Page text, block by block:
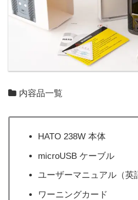
内容品一覧
HATO 238W 本体
microUSB ケーブル
ユーザーマニュアル（英
ワーニングカード